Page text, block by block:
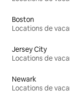
Boston
Locations de
Jersey City
Locations de
Newark
Locations de